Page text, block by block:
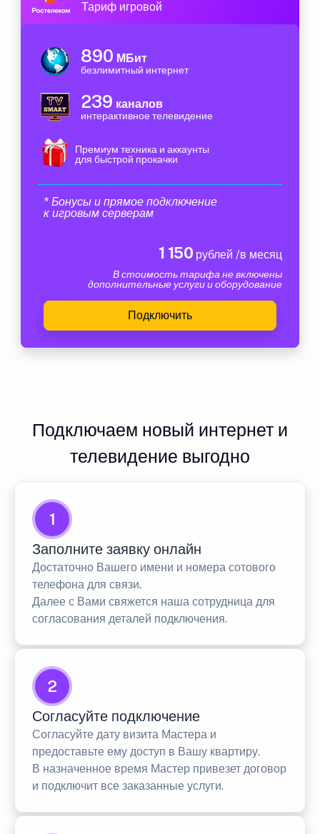
Тариф игровой
890 МБит
безлимитный интернет
239 каналов
интерактивное телевидение
Премиум техника и аккаунты
для быстрой прокачки
* Бонусы и прямое подключение
к игровым серверам
1 150 рублей /в месяц
В стоимость тарифа не включены
дополнительные услуги и оборудование
Подключить
Подключаем новый интернет и
телевидение выгодно
1
Заполните заявку онлайн
Достаточно Вашего имени и номера сотового
телефона для связи.
Далее с Вами свяжется наша сотрудница для
согласования деталей подключения.
2
Согласуйте подключение
Согласуйте дату визита Мастера и
предоставьте ему доступ в Вашу квартиру.
В назначенное время Мастер привезет договор
и подключит все заказанные услуги.